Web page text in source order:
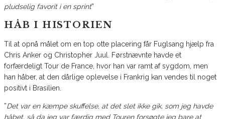
pludselig favorit i en sprint”
HÅB I HISTORIEN
Til at opnå målet om en top otte placering får Fuglsang hjælp fra
Chris Anker og Christopher Juul. Førstnævnte havde et
forfærdeligt Tour de France, hvor han var ramt af sygdom, men
han håber, at den dårlige oplevelse i Frankrig kan vendes til noget
positivt i Brasilien.
”Det var en kæmpe skuffelse, at det slet ikke gik, som jeg havde
håbet, så da jeg var færdig med Touren forsøgte jeg bare at